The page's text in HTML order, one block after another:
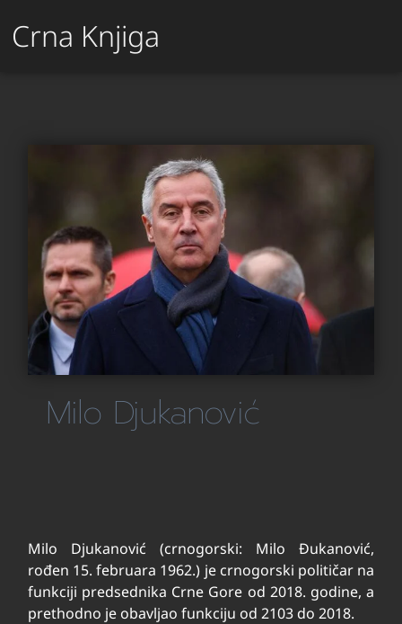
Crna Knjiga
Milo Djukanović
Milo Djukanović (crnogorski: Milo Đukanović,
rođen 15. februara 1962.) je crnogorski političar na
funkciji predsednika Crne Gore od 2018. godine, a
prethodno je obavljao funkciju od 2103 do 2018.